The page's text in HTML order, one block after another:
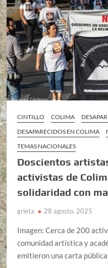
CINTILLO COLIMA
DESAPARECIDOS EN COLIMA
TEMAS NACIONALES
Doscientos
activistas de
solidaridad con
grieta 28 agosto, 2025
Imagen: Cerca de 200
comunidad artística y
emitieron una carta